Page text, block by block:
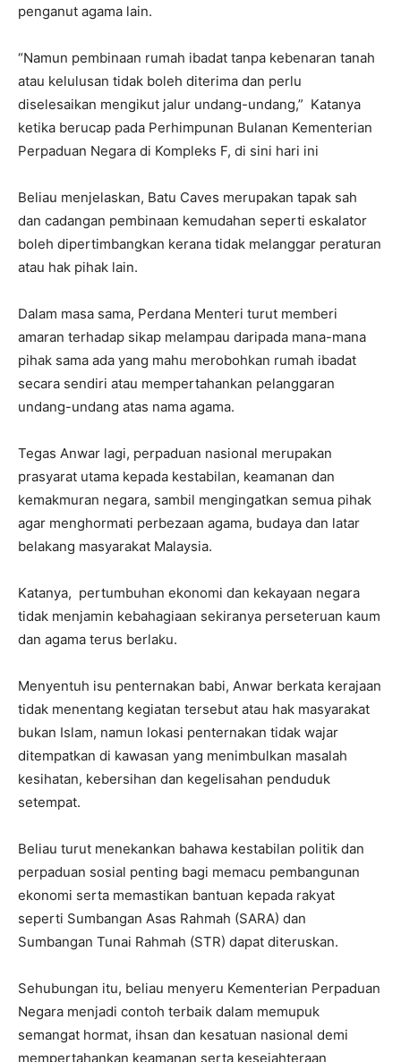
penganut agama lain.
“Namun pembinaan rumah ibadat tanpa kebenaran tanah
atau kelulusan tidak boleh diterima dan perlu
diselesaikan mengikut jalur undang-undang,” Katanya
ketika berucap pada Perhimpunan Bulanan Kementerian
Perpaduan Negara di Kompleks F, di sini hari ini
Beliau menjelaskan, Batu Caves merupakan tapak sah
dan cadangan pembinaan kemudahan seperti eskalator
boleh dipertimbangkan kerana tidak melanggar peraturan
atau hak pihak lain.
Dalam masa sama, Perdana Menteri turut memberi
amaran terhadap sikap melampau daripada mana-mana
pihak sama ada yang mahu merobohkan rumah ibadat
secara sendiri atau mempertahankan pelanggaran
undang-undang atas nama agama.
Tegas Anwar lagi, perpaduan nasional merupakan
prasyarat utama kepada kestabilan, keamanan dan
kemakmuran negara, sambil mengingatkan semua pihak
agar menghormati perbezaan agama, budaya dan latar
belakang masyarakat Malaysia.
Katanya, pertumbuhan ekonomi dan kekayaan negara
tidak menjamin kebahagiaan sekiranya perseteruan kaum
dan agama terus berlaku.
Menyentuh isu penternakan babi, Anwar berkata kerajaan
tidak menentang kegiatan tersebut atau hak masyarakat
bukan Islam, namun lokasi penternakan tidak wajar
ditempatkan di kawasan yang menimbulkan masalah
kesihatan, kebersihan dan kegelisahan penduduk
setempat.
Beliau turut menekankan bahawa kestabilan politik dan
perpaduan sosial penting bagi memacu pembangunan
ekonomi serta memastikan bantuan kepada rakyat
seperti Sumbangan Asas Rahmah (SARA) dan
Sumbangan Tunai Rahmah (STR) dapat diteruskan.
Sehubungan itu, beliau menyeru Kementerian Perpaduan
Negara menjadi contoh terbaik dalam memupuk
semangat hormat, ihsan dan kesatuan nasional demi
mempertahankan keamanan serta kesejahteraan